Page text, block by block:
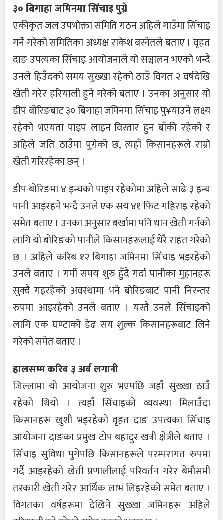
३० बिगाहा जमिनमा सिँचाइ पुग्ने
एकीकृत जल उपभोक्ता समिति गठन अहिले गाउँमा सिँचाइ
गर्ने गरेको समितिका अध्यक्ष राकेश बस्नेतले बताए । वृहत
दाङ उपत्यका सिँचाइ आयोजनाले यो सञ्चालन भएको भन्दै
उनले हिउँदको समय सुख्खा रहेको ठाउँ विगत २ वर्षदेखि
खेती गरेर हरियाली हुने गरेको बताए । उनका अनुसार यो
डीप बोरिङबाट ३० बिगाहा जमिनमा सिँचाइ पु¥याउने लक्ष्य
रहेको भएयता पाइप लाइन विस्तार हुन बाँकी रहेको र
अहिले जति ठाउँमा पुगेको छ, त्यहाँ किसानहरूले राम्रो
खेती गरिरहेका छन् ।
डीप बोरिङमा ४ इन्चको पाइप रहेकोमा अहिले साढे ३ इन्च
पानी आइरहने भन्दै उनले एक सय ४१ फिट गहिराइ रहेको
समेत बताए । उनका अनुसार बर्खामा पनि धान खेती गर्नको
लागि यो बोरिङको पानीले किसानहरूलाई धेरै राहत गरेको
छ । अहिले करिब १२ बिगाहा जमिनमा सिँचाइ भइरहेको
उनले बताए । गर्मी समय शुरु हुँदै गर्दा पानीका मुहानहरू
सुक्दै गइरहेको अवस्थामा भने बोरिङबाट पानी निरन्तर
रुपमा आइरहेको उनले बताए । यस्तै उनले सिँचाइको
लागि एक घण्टाको डेढ सय शुल्क किसानहरूबाट लिने
गरेको समेत बताए ।
हालसम्म करिब ३ अर्ब लगानी
जिल्लामा यो आयोजना शुरु भएपछि जहाँ सुख्खा ठाउँ
रहेको थियो । त्यहाँ सिँचाइको व्यवस्था मिलाउँदा
किसानहरू खुशी भइरहेको वृहत दाङ उपत्यका सिँचाइ
आयोजना दाङका प्रमुख टोप बहादुर खत्री क्षेत्रीले बताए ।
सिँचाइ सुविधा पुगेपछि किसानहरूले परम्परागत रुपमा
गर्दै आइरहेको खेती प्रणालीलाई परिवर्तन गरेर बेमौसमी
तरकारी खेती गरेर आर्थिक लाभ लिइरहेको समेत बताए ।
विगतका वर्षहरूमा देखिने सुख्खा जमिनहरू अहिले